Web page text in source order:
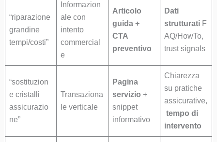
“riparazione
grandine
tempi/costi”
Informazion
ale con
intento
commercial
e
Articolo
guida +
CTA
preventivo
Dati
strutturatiF
AQ/HowTo,
trust signals
“sostituzion
e cristalli
assicurazio
ne”
Transaziona
le verticale
Pagina
servizio +
snippet
informativo
Chiarezza
su pratiche
assicurative,
tempo di
intervento